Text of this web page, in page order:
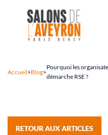
Accueil>Blog>
Pourquoi les
démarche RSE ?
RETOUR AUX ARTICLES